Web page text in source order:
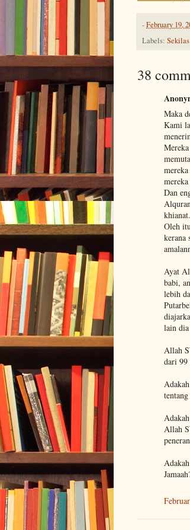
-February 19,
Labels: Sekilas
38
Maka
Kami
Dan
khianat.
Oleh
kerana
Ayat
babi,
lebih
lain
Allah
dari 99
Allah